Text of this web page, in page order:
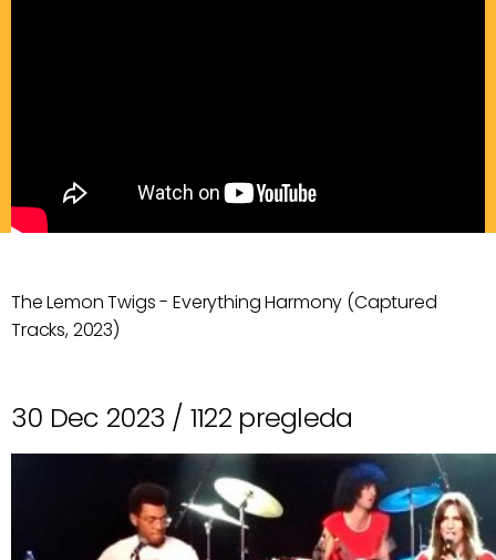
The Lemon Twigs - Everything Harmony (Captured
Tracks, 2023)
30 Dec 2023 / 1122 pregleda